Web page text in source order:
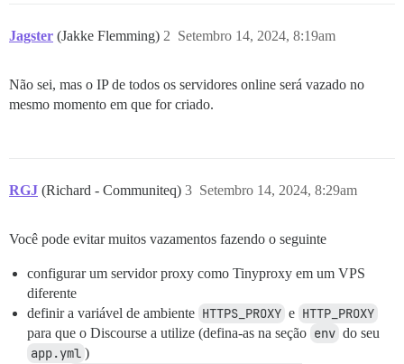
Jagster (Jakke Flemming) Setembro 14, 2024, 8:19am
2
Não sei, mas o IP de todos os servidores online será vazado no
mesmo momento em que for criado.
RGJ (Richard - Communiteq) Setembro 14, 2024, 8:29am
3
Você pode evitar muitos vazamentos fazendo o seguinte
configurar um servidor proxy como Tinyproxy em um VPS
diferente
definir a variável de ambiente HTTPS_PROXY e HTTP_PROXY
para que o Discourse a utilize (defina-as na seção env do seu
app.yml )